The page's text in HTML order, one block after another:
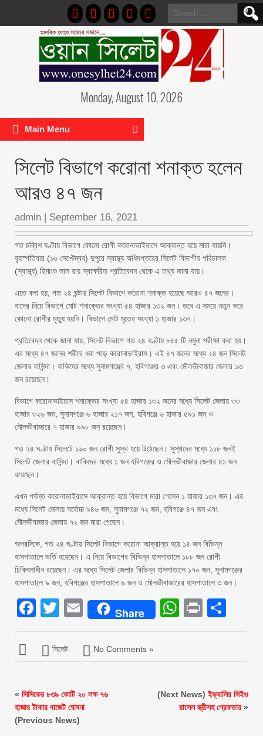
Search
for:
Monday, August 10, 2026
Main Menu
সিলেট বিভাগে করোনা শনাক্ত হলেন
আরও ৪৭ জন
admin | September 16, 2021
গত চব্বিশ ঘণ্টায় বিভাগে কোনো রোগী করোনাভাইরাসে আক্রান্ত হয়ে মারা যায়নি।
বৃহস্পতিবার (১৬ সেপ্টেম্বর) দুপুরে স্বাস্থ্য অধিদপ্তরের সিলেট বিভাগীয় পরিচালক
(স্বাস্থ্য) হিমাংশু লাল রায় স্বাক্ষরিত প্রতিবেদন থেকে এ তথ্য জানা যায়।
এতে বলা হয়, গত ২৪ ঘন্টায় সিলেট বিভাগে করোনা শনাক্ত হয়েছে আরও ৪৭ জনের।
যাদের নিয়ে বিভাগে মোট শনাক্তের সংখ্যা ৫৪ হাজার ১৩২ জন। তবে এ সময়ে নতুন করে
কোনো রোগীর মৃত্যু হয়নি। বিভাগে মোট মৃতের সংখ্যা ১ হাজার ১৩৭।
প্রতিবেদন থেকে জানা যায়, সিলেট বিভাগে গত ২৪ ঘণ্টায় ৮৪৫ টি নমুনা পরীক্ষা করা হয়।
এর মধ্যে ৪৭ জনের শরীরে ধরা পড়ে করোনাভাইরাস। এই ৪৭ জনের মধ্যে ২৪ জন সিলেট
জেলার বাসিন্দা। বাকিদের মধ্যে সুনামগঞ্জের ৭, হবিগঞ্জের ৩ এবং মৌলভীবাজার জেলার ১৩
জন রয়েছেন।
বিভাগে করোনাভাইরাস শনাক্তের সংখ্যা ৫৪ হাজার ১৩২ জনের মধ্যে সিলেট জেলায় ৩৩
হাজার ৩২৬ জন, সুনামগঞ্জে ৬ হাজার ২১৭ জন, হবিগঞ্জে ৬ হাজার ৫৯১ জন ও
মৌলভীবাজারে ৭ হাজার ৯৯৮ জন রয়েছেন।
গত ২৪ ঘণ্টায় সিলেটে ১৬০ জন রোগী সুস্থ হয়ে উঠেছেন। সুস্থদের মধ্যে ১১৮ জনই
সিলেট জেলার বাসিন্দা। বাকিদের মধ্যে ১ জন হবিগঞ্জের ও মৌলভীবাজার জেলার ৪১ জন
রয়েছেন।
এখন পর্যন্ত করোনাভাইরাসে আক্রান্ত হয়ে বিভাগে মারা গেলেন ১ হাজার ১৩৭ জন। এর
মধ্যে সিলেট জেলায় সর্বোচ্চ ৯৪৬ জন, সুনামগঞ্জে ৭২ জন, হবিগঞ্জে ৪৭ জন এবং
মৌলভীবাজার জেলায় ৭২ জন মারা গেছেন।
অপরদিকে, গত ২৪ ঘণ্টায় সিলেট বিভাগে করোনা আক্রান্ত হয়ে ১৪ জন বিভিন্ন
হাসপাতালে ভর্তি হয়েছেন। এ নিয়ে বিভাগের বিভিন্ন হাসপাতালে ১৮৮ জন রোগী
চিকিৎসাধীন রয়েছেন। এর মধ্যে সিলেট জেলার বিভিন্ন হাসপাতালে ১৭০ জন, সুনামগঞ্জের
হাসপাতালে ৯ জন, হবিগঞ্জের হাসপাতালে ৬ জন ও মৌলভীবাজারের হাসপাতালে ৩ জন।
Facebook
Twitter
EmailShare Print
সিলেট No Comments »
« সিসিকের ৮৩৯ কোটি ২০ লক্ষ ৭৬
হাজার টাকার বাজেট ঘোষনা
(Previous News)
(Next News)ইভ্যালির সিইও
রাসেল স্ত্রীসহ গ্রেফতার»